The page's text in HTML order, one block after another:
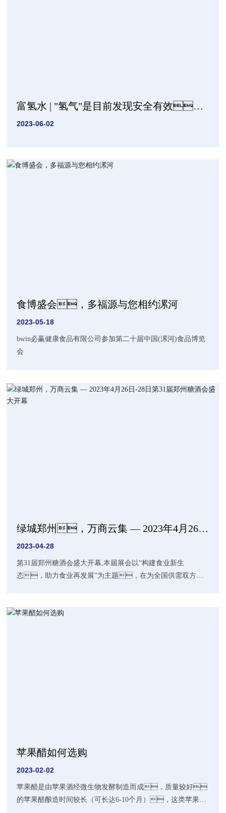
富氢水 | "氢气"是目前发现安全有效的
抗氧化剂!
2023-06-02
食博盛会，多福源与您相约漯河
2023-05-18
bwin必赢健康食品有限公司参加第二十届中国(漯河)食品博览
会
绿城郑州，万商云集 — 2023年4月26
日-28日第31届郑州糖酒会盛大开幕
2023-04-28
第31届郑州糖酒会盛大开幕,本届展会以“构建食业新生
态，助力食业再发展”为主题，在为全国供需双方搭
彰。
苹果醋如何选购
2023-02-02
苹果醋是由苹果酒经微生物发酵制造而成，质量较好
的苹果醋酿造时间较长（可长达6-10个月），这类苹果醋